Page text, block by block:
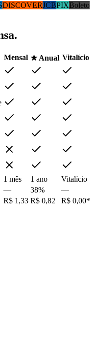
DISCOVERJCBPIXBoleto
Mensal ★ Anual Vitalício
1 mês 1 ano
Vitalício
— 38%
—
R$ 1,33 R$ 0,82
R$ 0,00*